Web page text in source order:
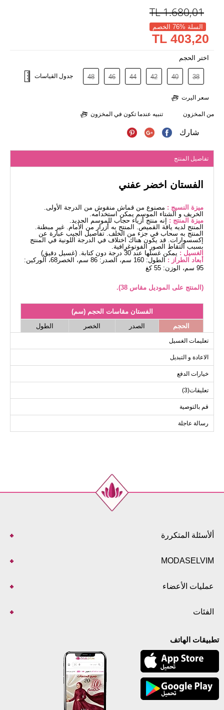
1.680,01
TL
السلة %76 الخصم
403,20 TL
اختر الحجم
38
40
42
44
46
48 جدول القياسات
سعر اليرت
من المخزون تنبيه عندما تكون في المخزون
شارك
تفاصيل المنتج
الفستان اخضر عفني
ميزة النسيج : مصنوع من قماش منقوش من الدرجة الأولى.
الخريف و الشتاء الموسم يمكن استخدامه.
ميزة المنتج : إنه منتج أزياء حجاب للموسم الجديد.
المنتج لديه ياقة القميص. المنتج به أزرار من الأمام. غير مبطنة.
المنتج به سحاب في جزء من الخلف. تفاصيل الجيب عبارة عن
إكسسوارات. قد يكون هناك اختلاف في الدرجة اللونية في المنتج
بسبب التقاط الصور الفوتوغرافية.
الغسيل : يمكن غسلها عند 30 درجة دون كتابة. (غسيل دقيق)
أبعاد الطراز :
الطول: 160 سم، الصدر: 86 سم، الخصر68، الوركين:
95 سم، الوزن: 55 كغ
(المنتج على الموديل مقاس 38).
الفستان مقاسات الحجم (سم)
الحجم
الصدر الخصر
الطول
38
42
108
92
134
44
46
48
تعليمات الغسيل
الاعادة و التبديل
خيارات الدفع
تعليقات(3)
قم بالتوصية
رسالة عاجلة
ألأسئلة المتكررة
MODASELVIM
عمليات الأعضاء
الفئات
تطبيقات الهاتف